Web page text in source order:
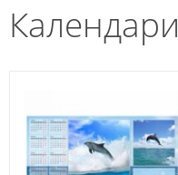
Календари